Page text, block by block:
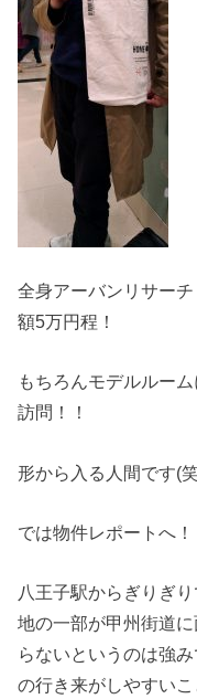
全身アーバンリサー
額5万円程！
もちろんモデルルー
訪問！！
形から入る人間です(
では物件レポートへ！
八王子駅からぎりぎ
地の一部が甲州街道
らないというのは強
の行き来がしやすい